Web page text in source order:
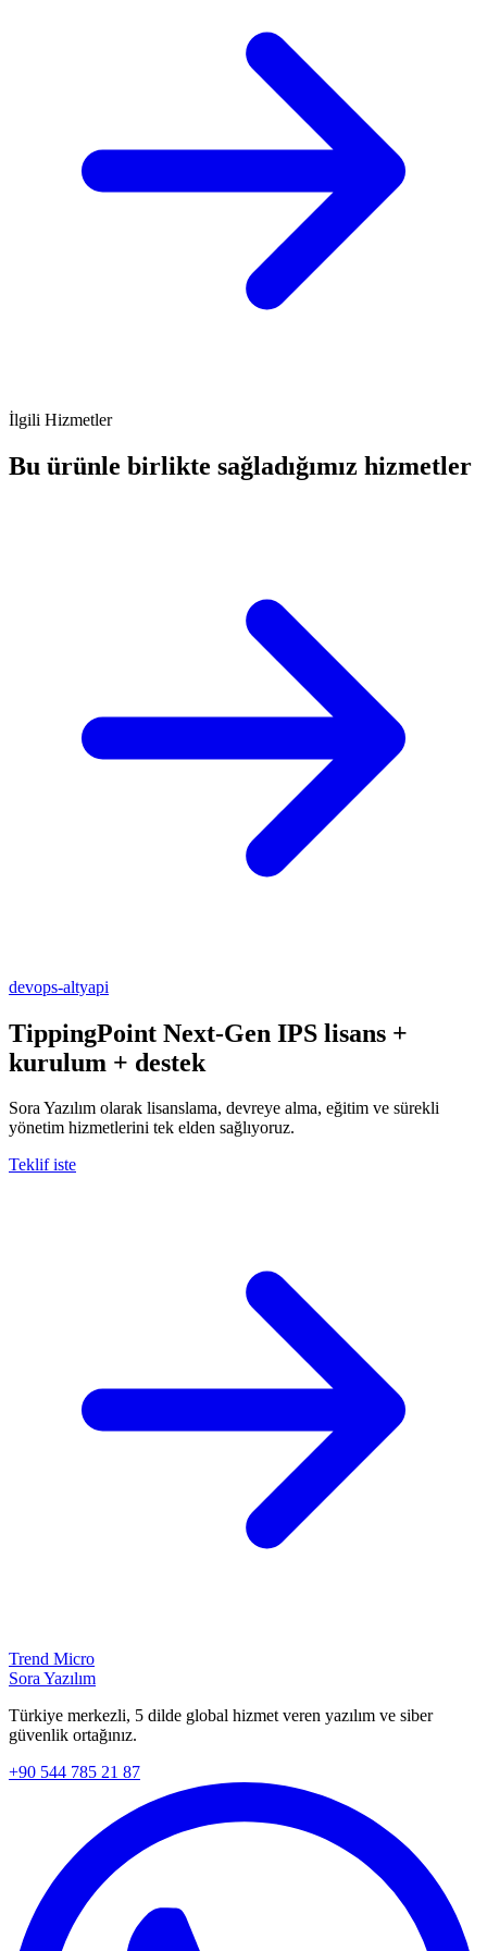
İlgili Hizmetler
Bu ürünle birlikte sağladığımız hizmetler
devops-altyapi
TippingPoint Next-Gen IPS lisans +
kurulum + destek
Sora Yazılım olarak lisanslama, devreye alma, eğitim ve sürekli
yönetim hizmetlerini tek elden sağlıyoruz.
Teklif iste
Trend Micro
Sora Yazılım
Türkiye merkezli, 5 dilde global hizmet veren yazılım ve siber
güvenlik ortağınız.
+90 544 785 21 87